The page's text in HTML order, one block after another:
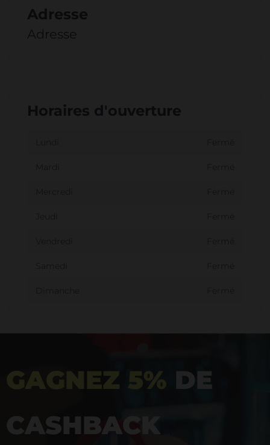
Adresse
Adresse
Horaires d'ouverture
GAGNEZ 5% DE
CASHBACK